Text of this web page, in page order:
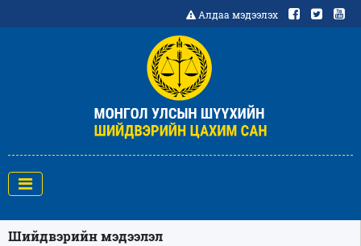
Алдаа мэдээлэх
Шийдвэрийн мэдээлэл